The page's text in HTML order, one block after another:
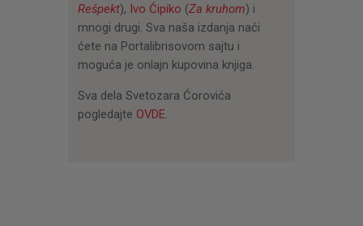
Rešpekt), Ivo Ćipiko (Za kruhom) i
mnogi drugi. Sva naša izdanja naći
ćete na Portalibrisovom sajtu i
moguća je onlajn kupovina knjiga.
Sva dela Svetozara Ćorovića
pogledajte OVDE.